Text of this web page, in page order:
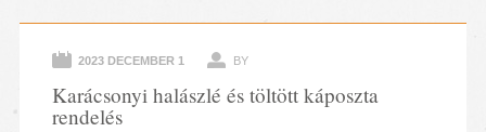
2023 DECEMBER 1 BY
Karácsonyi halászlé és töltött káposzta
rendelés